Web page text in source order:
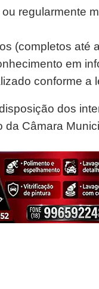
regularmente
(completos até
em
conforme a
dos
da Câmara